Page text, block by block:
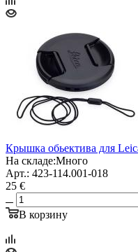
Крышка обьектива для
На складе:Много
Арт.: 423-114.001-018
25 €
В корзину